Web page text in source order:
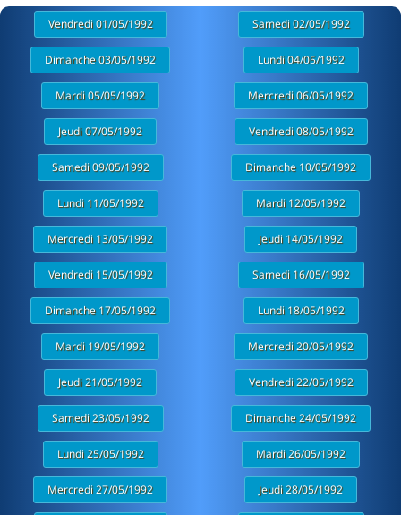
Vendredi 01/05/1992 Samedi 02/05/1992
Dimanche 03/05/1992 Lundi 04/05/1992
Mardi 05/05/1992 Mercredi 06/05/1992
Jeudi 07/05/1992 Vendredi 08/05/1992
Samedi 09/05/1992 Dimanche 10/05/1992
Lundi 11/05/1992 Mardi 12/05/1992
Mercredi 13/05/1992 Jeudi 14/05/1992
Vendredi 15/05/1992 Samedi 16/05/1992
Dimanche 17/05/1992 Lundi 18/05/1992
Mardi 19/05/1992 Mercredi 20/05/1992
Jeudi 21/05/1992 Vendredi 22/05/1992
Samedi 23/05/1992 Dimanche 24/05/1992
Lundi 25/05/1992 Mardi 26/05/1992
Mercredi 27/05/1992 Jeudi 28/05/1992